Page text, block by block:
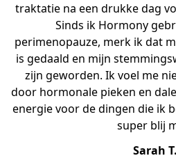
traktatie na een drukke dag
Sinds ik Hormony
perimenopauze, merk ik dat
is gedaald en mijn
zijn geworden. Ik voel me
door hormonale pieken en
energie voor de dingen die ik
super blij
Sarah T.